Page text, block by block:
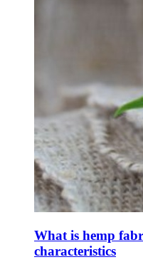
What is hemp
characteristics